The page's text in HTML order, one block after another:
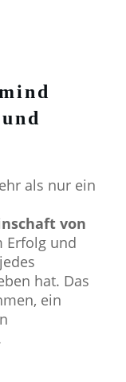
als nur ein
von
Erfolg und
hat. Das
ein